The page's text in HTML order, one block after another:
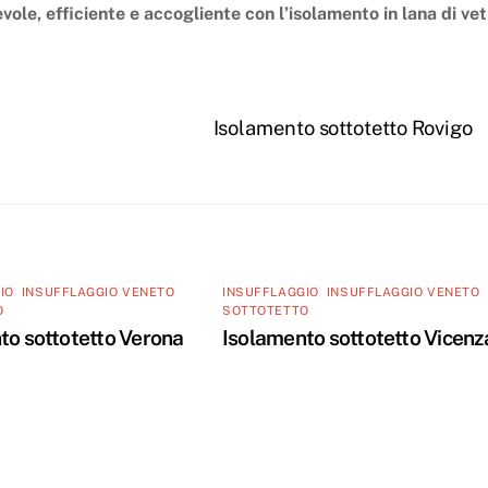
efficiente e accogliente con l’isolamento in lana di
Isolamento sottotetto Rovigo
INSUFFLAGGIO VENETO
sottotetto Verona
INSUFFLAGGIO INSUFFLAGGIO VENETO
SOTTOTETTO
Isolamento sottotetto